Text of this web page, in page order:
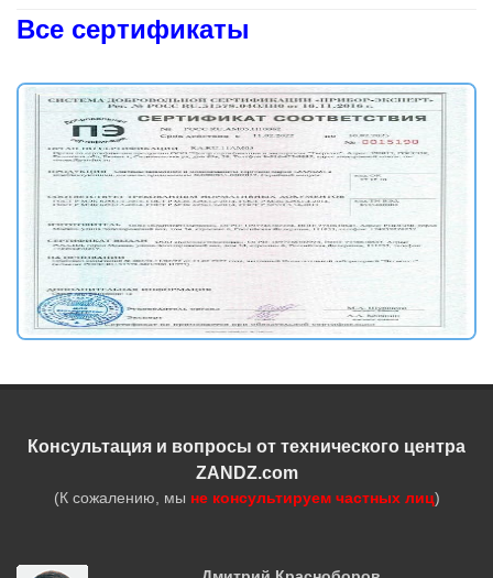
Все сертификаты
Консультация и вопросы от технического центра
ZANDZ.com
(К сожалению, мы не консультируем частных лиц)